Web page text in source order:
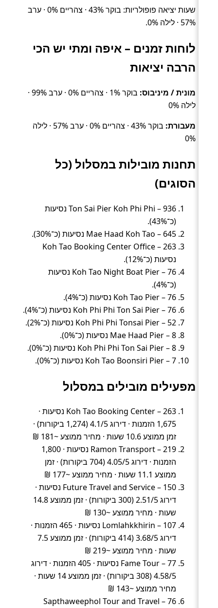
שעות יציאה פופולריות: בוקר 43% · צהריים 0% · ערב
57% · לילה 0%.
לוחות זמנים – איפה ומתי יש הכי
הרבה יציאות
מונית / מיניבוס:
בוקר 1% · צהריים 0% · ערב 99% ·
לילה 0%
מעבורת:
בוקר 43% · צהריים 0% · ערב 57% · לילה
0%
תחנות מובילות במסלול (כל
הסוגים)
Ton Sai Pier Koh Phi Phi – 936 נסיעות
(כ־43%).
Mae Haad Koh Tao – 645 נסיעות (כ־30%).
Koh Tao Booking Center Office – 263
נסיעות (כ־12%).
Koh Tao Night Boat Pier – 76 נסיעות
(כ־4%).
Koh Tao Pier – 76 נסיעות (כ־4%).
Koh Phi Phi Ton Sai Pier – 76 נסיעות (כ־4%).
Koh Phi Phi Tonsai Pier – 52 נסיעות (כ־2%).
Mae Haad Pier – 8 נסיעות (כ־0%).
Koh Phi Phi Ton Sai Pier – 8 נסיעות (כ־0%).
Koh Tao Boonsiri Pier – 7 נסיעות (כ־0%).
מפעילים מובילים במסלול
Koh Tao Booking Center – 263 נסיעות ·
1,675 הזמנות · דירוג 4.1/5 (1,274 ביקורות) ·
זמן ממוצע 10.6 שעות · מחיר ממוצע ~181 ₪
Ramon Transport – 219 נסיעות · 1,800
הזמנות · דירוג 4.05/5 (704 ביקורות) · זמן
ממוצע 11.1 שעות · מחיר ממוצע ~177 ₪
Future Travel and Service – 150 נסיעות ·
דירוג 2.51/5 (300 ביקורות) · זמן ממוצע 14.8
שעות · מחיר ממוצע ~130 ₪
Lomlahkkhirin – 107 נסיעות · 465 הזמנות ·
דירוג 3.68/5 (414 ביקורות) · זמן ממוצע 7.5
שעות · מחיר ממוצע ~219 ₪
Fame Tour – 77 נסיעות · 405 הזמנות · דירוג
4.58/5 (308 ביקורות) · זמן ממוצע 14 שעות ·
מחיר ממוצע ~143 ₪
Sapthaweephol Tour and Travel – 76